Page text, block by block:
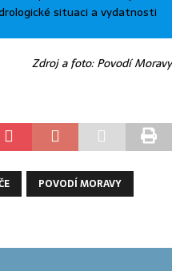
situaci a vydatnosti
Zdroj a foto: Povodí Moravy
POVODÍ MORAVY